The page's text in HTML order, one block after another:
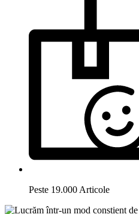
Peste 19.000 Articole